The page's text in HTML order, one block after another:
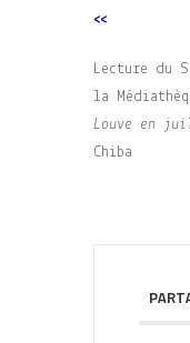
<<
Lecture du
la
Louve en
Chiba